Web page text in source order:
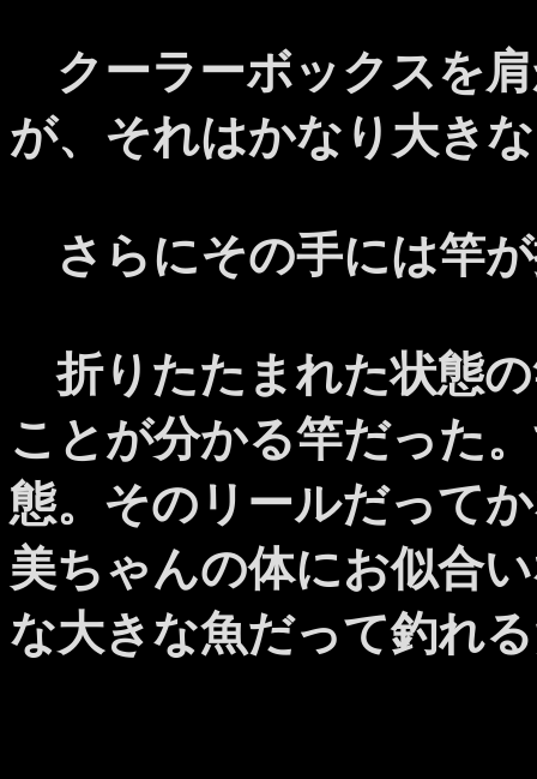
クーラーボックスを
が、それはかなり大き
さらにその手には竿
折りたたまれた状態
ことが分かる竿だった
態。そのリールだって
美ちゃんの体にお似合
な大きな魚だって釣れ